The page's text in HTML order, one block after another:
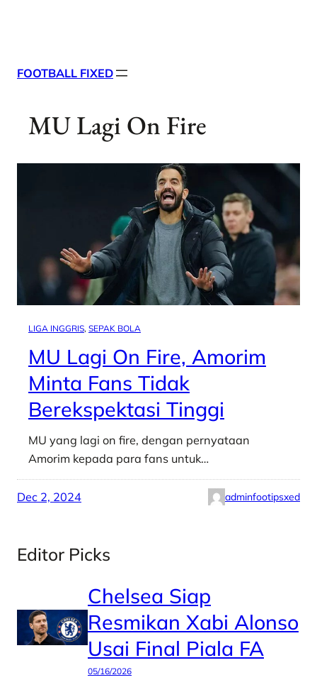
FOOTBALL FIXED
MU Lagi On Fire
LIGA INGGRIS, SEPAK BOLA
MU Lagi On Fire, Amorim
Minta Fans Tidak
Berekspektasi Tinggi
MU yang lagi on fire, dengan pernyataan
Amorim kepada para fans untuk…
Dec 2, 2024 adminfootipsxed
Editor Picks
Chelsea Siap
Resmikan Xabi Alonso
Usai Final Piala FA
05/16/2026